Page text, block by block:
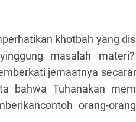
khotbah yang
masalah
jemaatnya
bahwa Tuhanakan
orang-